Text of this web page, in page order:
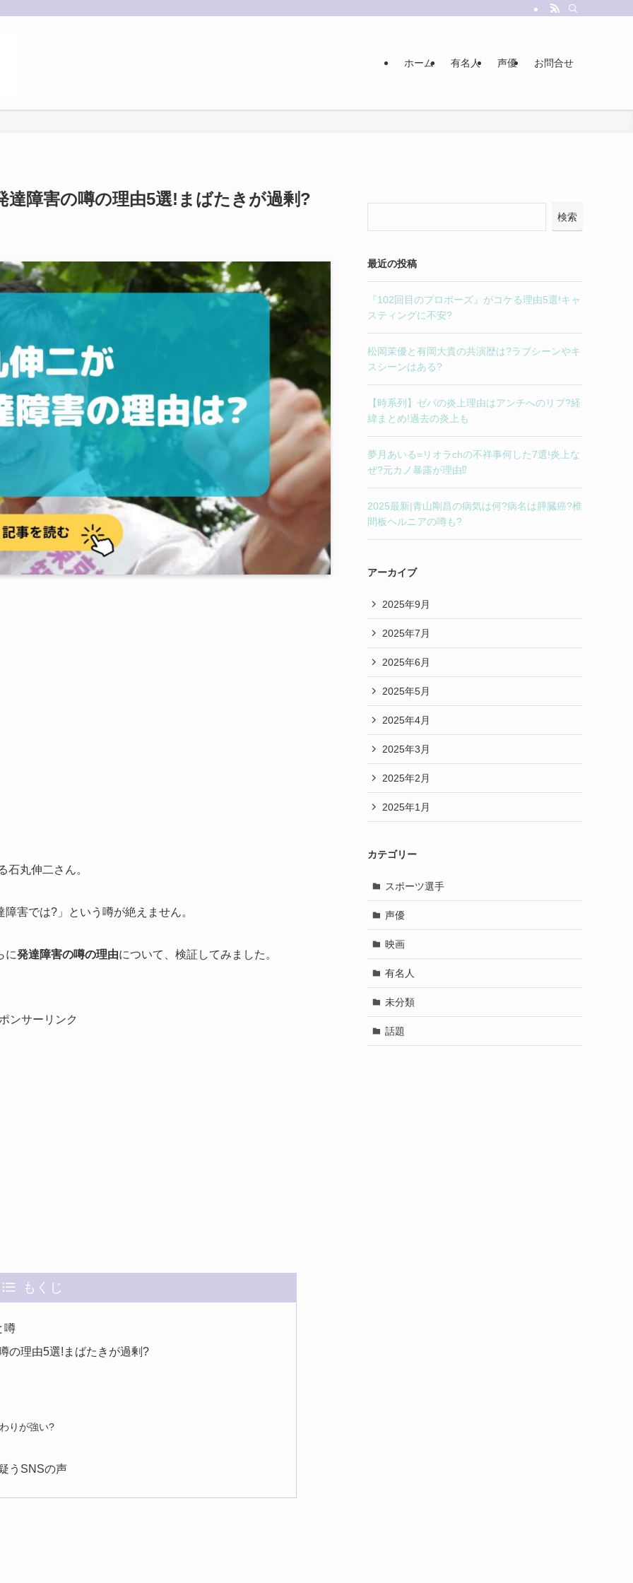
ホーム 有名人 声優 お問合せ
達障害の噂の理由5選!まばたきが過剰?
石丸伸二さん。
害では?」という噂が絶えません。
に発達障害の噂の理由について、検証してみました。
ンサーリンク
もくじ
噂
の理由5選!まばたきが過剰?
りが強い?
うSNSの声
検索
最近の投稿
『102回目のプロポーズ』がコケる理由5選!キャ
スティングに不安?
松岡茉優と有岡大貴の共演歴は?ラブシーンやキ
スシーンはある?
【時系列】ゼパの炎上理由はアンチへのリプ?経
緯まとめ!過去の炎上も
夢月あいる=リオラchの不祥事何した7選!炎上な
ぜ?元カノ暴露が理由⁉︎
2025最新|青山剛昌の病気は何?病名は膵臓癌?椎
間板ヘルニアの噂も?
アーカイブ
2025年9月
2025年7月
2025年6月
2025年5月
2025年4月
2025年3月
2025年2月
2025年1月
カテゴリー
スポーツ選手
声優
映画
有名人
未分類
話題